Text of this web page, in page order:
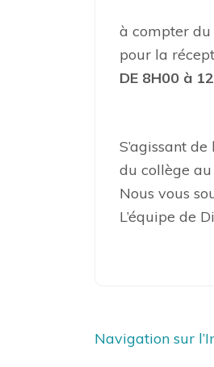
à compter du
pour la
DE 8H00 à
S’agissant
du collège
Nous vous
L’équipe de
Navigation
Navigation sur